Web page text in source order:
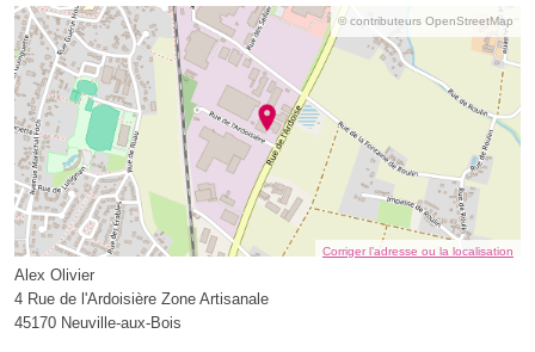
© contributeurs OpenStreetMap
Corriger l’adresse ou la localisation
Alex Olivier
4 Rue de l'Ardoisière Zone Artisanale
45170 Neuville-aux-Bois